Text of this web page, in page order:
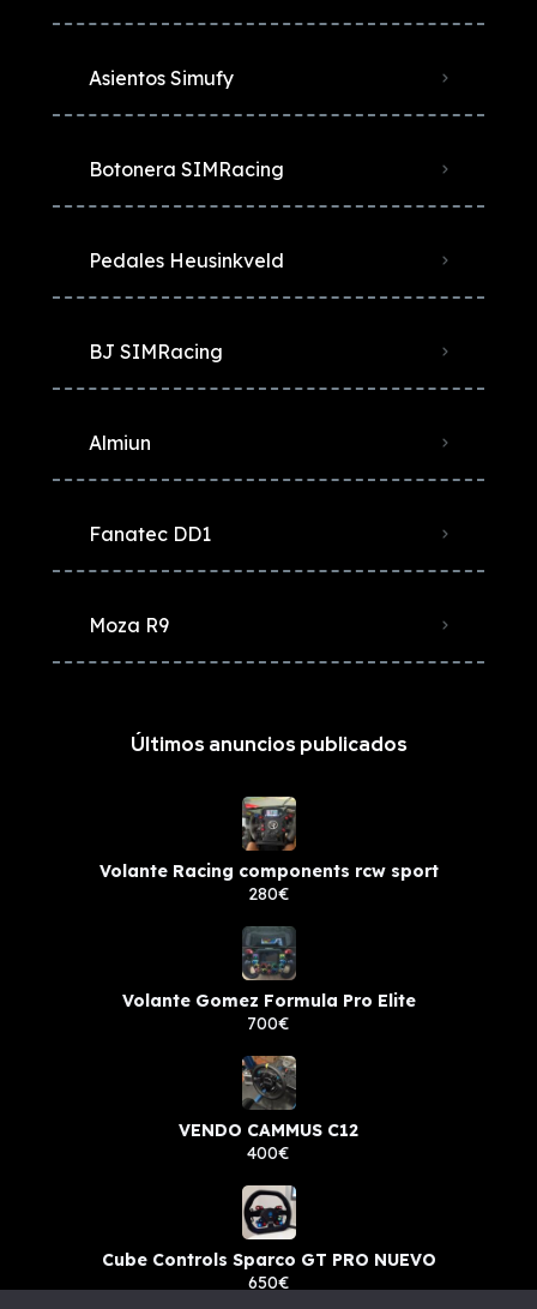
Asientos Simufy
Botonera SIMRacing
Pedales Heusinkveld
BJ SIMRacing
Almiun
Fanatec DD1
Moza R9
Últimos anuncios publicados
Volante Racing components rcw sport
280€
Volante Gomez Formula Pro Elite
700€
VENDO CAMMUS C12
400€
Cube Controls Sparco GT PRO NUEVO
650€